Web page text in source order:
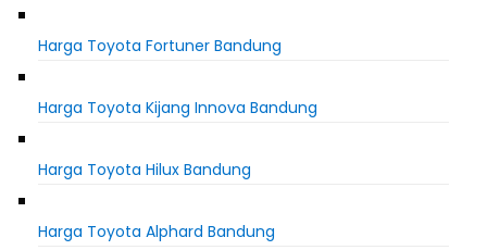
Harga Toyota Fortuner Bandung
Harga Toyota Kijang Innova Bandung
Harga Toyota Hilux Bandung
Harga Toyota Alphard Bandung